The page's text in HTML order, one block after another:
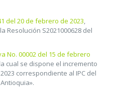
del 20 de febrero de 2023,
Resolución S2021000628 del
No. 00002 del 15 de febrero
cual se dispone el incremento
correspondiente al IPC del